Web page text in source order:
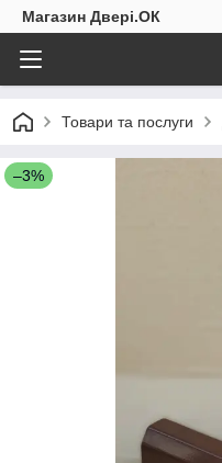
Магазин Двері.ОК
Товари та послуги
–3%